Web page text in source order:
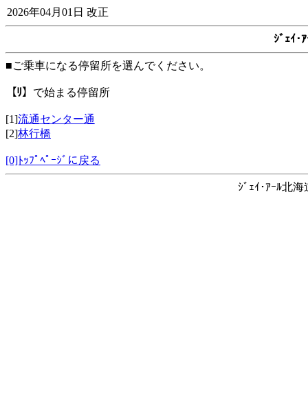
2026年04月01日 改正
ｼﾞｪｲ･
■ご乗車になる停留所を選んでください。
【ﾘ】 で始まる停留所
[1]流通センター通
[2]林行橋
[0]ﾄｯﾌﾟﾍﾟｰｼﾞに戻る
ｼﾞｪｲ･ｱｰﾙ北